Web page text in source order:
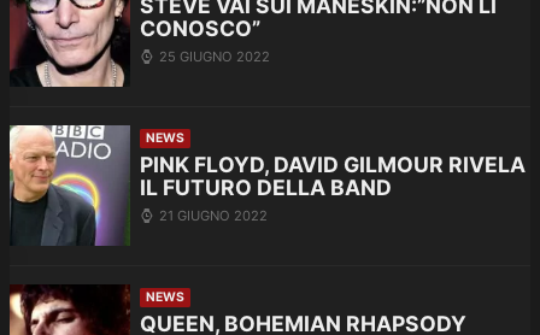
STEVE VAI SUI MANESKIN:”NON LI
CONOSCO”
25 GIUGNO 2022
NEWS
PINK FLOYD, DAVID GILMOUR RIVELA
IL FUTURO DELLA BAND
21 GIUGNO 2022
NEWS
QUEEN, BOHEMIAN RHAPSODY